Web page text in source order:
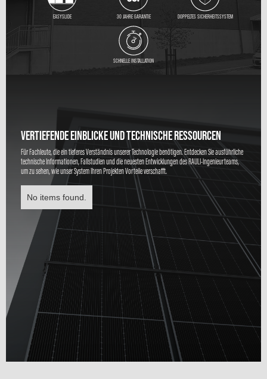
EASYSLIDE 30 JAHRE GARANTIE DOPPELTES SICHERHEITSSYSTEM
SCHNELLE INSTALLATION
VERTIEFENDE EINBLICKE UND TECHNISCHE RESSOURCEN
Für Fachleute, die ein tieferes Verständnis unserer Technologie benötigen. Entdecken Sie ausführliche
technische Informationen, Fallstudien und die neuesten Entwicklungen des RAULI-Ingenieurteams,
um zu sehen, wie unser System Ihren Projekten Vorteile verschafft.
No items found.